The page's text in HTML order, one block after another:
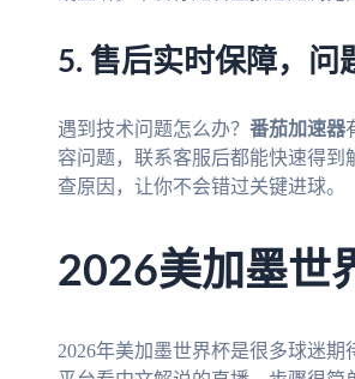
5. 售后实时保障，问
遇到技术问题怎么办？ 番茄加速器
容问题，联系客服后都能快速得到
查原因，让你不会错过关键进球。
2026美加墨世
2026年美加墨世界杯是很多球迷